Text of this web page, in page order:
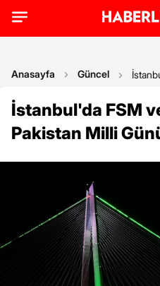
Anasayfa Güncel
İstanbul'da FSM
Pakistan Milli